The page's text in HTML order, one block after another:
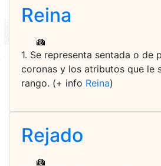
Reina
1. Se representa sentada o de
coronas y los atributos que le
rango. (+ info Reina)
Rejado